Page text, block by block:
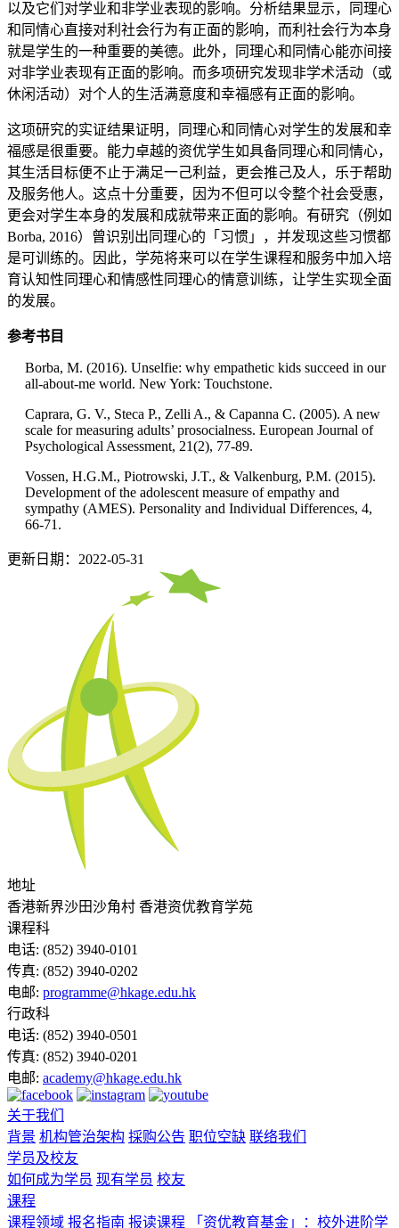
以及它们对学业和非学业表现的影响。分析结果显示，同理心
和同情心直接对利社会行为有正面的影响，而利社会行为本身
就是学生的一种重要的美德。此外，同理心和同情心能亦间接
对非学业表现有正面的影响。而多项研究发现非学术活动（或
休闲活动）对个人的生活满意度和幸福感有正面的影响。
这项研究的实证结果证明，同理心和同情心对学生的发展和幸
福感是很重要。能力卓越的资优学生如具备同理心和同情心，
其生活目标便不止于满足一己利益，更会推己及人，乐于帮助
及服务他人。这点十分重要，因为不但可以令整个社会受惠，
更会对学生本身的发展和成就带来正面的影响。有研究（例如
Borba, 2016）曾识别出同理心的「习惯」，并发现这些习惯都
是可训练的。因此，学苑将来可以在学生课程和服务中加入培
育认知性同理心和情感性同理心的情意训练，让学生实现全面
的发展。
参考书目
Borba, M. (2016). Unselfie: why empathetic kids succeed in our
all-about-me world. New York: Touchstone.
Caprara, G. V., Steca P., Zelli A., & Capanna C. (2005). A new
scale for measuring adults’ prosocialness. European Journal of
Psychological Assessment, 21(2), 77-89.
Vossen, H.G.M., Piotrowski, J.T., & Valkenburg, P.M. (2015).
Development of the adolescent measure of empathy and
sympathy (AMES). Personality and Individual Differences, 4,
66-71.
更新日期：2022-05-31
地址
香港新界沙田沙角村 香港资优教育学苑
课程科
电话: (852) 3940-0101
传真: (852) 3940-0202
电邮: programme@hkage.edu.hk
行政科
电话: (852) 3940-0501
传真: (852) 3940-0201
电邮: academy@hkage.edu.hk
关于我们
背景 机构管治架构 採购公告 职位空缺 联络我们
学员及校友
如何成为学员 现有学员 校友
课程
课程领域 报名指南 报读课程 「资优教育基金」：校外进阶学